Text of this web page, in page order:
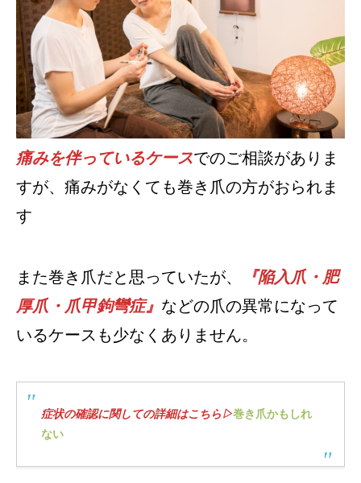
痛みを伴っているケースでのご相談がありま
すが、痛みがなくても巻き爪の方がおられま
す
また巻き爪だと思っていたが、
『陥入爪・肥
厚爪・爪甲鉤彎症』 などの爪の異常になって
いるケースも少なくありません。
症状の確認に関しての詳細はこちら▷巻き爪かもしれ
ない